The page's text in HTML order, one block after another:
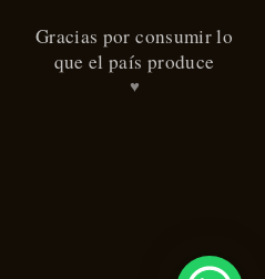
Gracias por consumir lo
que el país produce
♥